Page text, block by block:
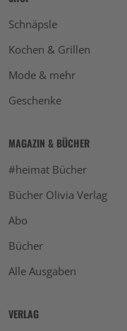
Schnäpsle
Kochen & Grillen
Mode & mehr
Geschenke
MAGAZIN & BÜCHER
#heimat Bücher
Bücher Olivia Verlag
Abo
Bücher
Alle Ausgaben
VERLAG